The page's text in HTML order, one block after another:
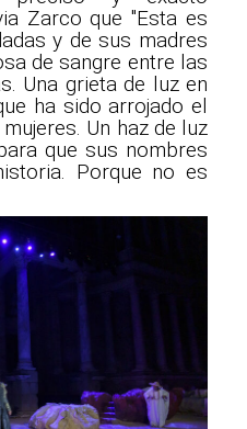
Zarco que "Esta es
y de sus madres
de sangre entre las
Una grieta de luz en
ha sido arrojado el
Un haz de luz
que sus nombres
Porque no es